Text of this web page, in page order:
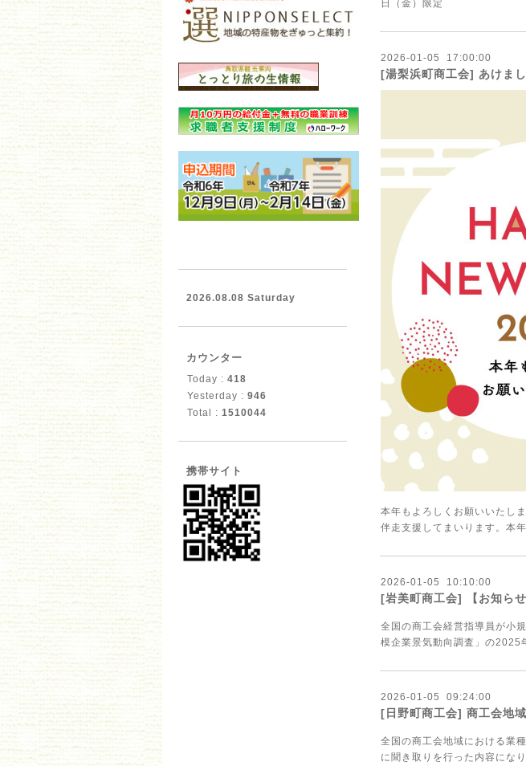
日（金）限定
2026-01-05 17:00:00
[湯梨浜町商工会] あけま
本年もよろしくお願いいたし
伴走支援してまいります。本
2026-01-05 10:10:00
[岩美町商工会] 【お知ら
全国の商工会経営指導員が小
模企業景気動向調査」の2025
2026-01-05 09:24:00
[日野町商工会] 商工会地
全国の商工会地域における業
に聞き取りを行った内容にな
2026.08.08 Saturday
カウンター
Today : 418
Yesterday : 946
Total : 1510044
携帯サイト